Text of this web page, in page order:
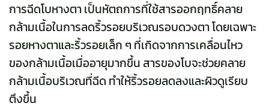
การฉีดโบหางตา เป็นหัตถการที่ใช้สารออกฤทธิ์คลาย
กล้ามเนื้อในการลดริ้วรอยบริเวณรอบดวงตา โดยเฉพาะ
รอยหางตาและริ้วรอยเล็ก ๆ ที่เกิดจากการเคลื่อนไหว
ของกล้ามเนื้อเมื่ออายุมากขึ้น สารของโบจะช่วยคลาย
กล้ามเนื้อบริเวณที่ฉีด ทำให้ริ้วรอยลดลงและผิวดูเรียบ
ตึงขึ้น